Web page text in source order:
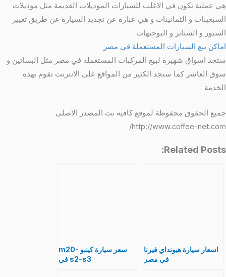
هي عملية تكون في الاغلب للسيارات الموديلات القديمة مثل موديلات
السبعينات و الثمانينات و هي عبارة عن تجديد السيارة عن طريق تغيير
السيور و الشنابر و البوجيهات
اماكن بيع السيارات المستعملة في مصر
ستجد اسواق شهيرة لبيع المركبات المستعملة في مصر مثل البساتين و
سوق العاشر كما ستجد الكثير من المواقع على الانترنت تقوم بهذه
الخدمة
جميع الحقوق محفوظة لموقع كافيه نت المصدر الاصلى
http://www.coffee-net.com/
Related Posts:
اسعار سيارة هيونداي فيرنا
في مصر
سعر سيارة كينبو m20-
s2-s3 في